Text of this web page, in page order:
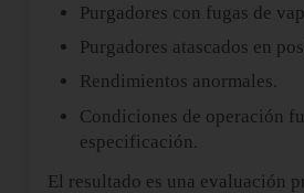
Purgadores con fugas de
Purgadores atascados en
Rendimientos anormales.
Condiciones de operación
especificación.
El resultado es una evaluación